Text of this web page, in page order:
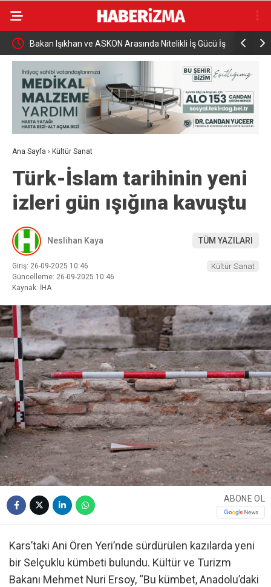
Bakan Işıkhan ve ASKON Arasında Nitelikli İş Gücü İş
Birliği
Yeni
Dönmez
Ana Sayfa › Kültür Sanat
Türk-İslam tarihinin yeni
izleri gün ışığına kavuştu
Neslihan Kaya TÜM YAZILARI
Giriş: 26-09-2025 10:46
Güncelleme: 26-09-2025 10:46
Kaynak: İHA
Kültür Sanat
ABONE OL
Kars’taki Ani Ören Yeri’nde sürdürülen kazılarda yeni
bir Selçuklu kümbeti bulundu. Kültür ve Turizm
Bakanı Mehmet Nuri Ersoy, “Bu kümbet, Anadolu’daki